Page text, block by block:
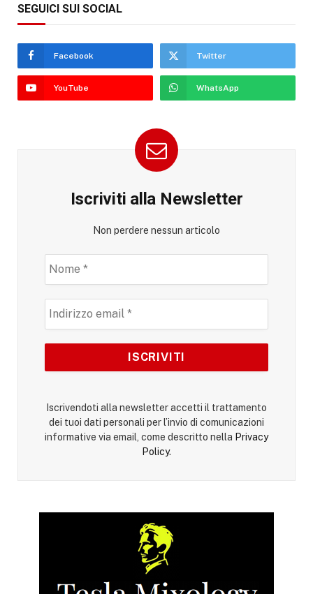
SEGUICI SUI SOCIAL
Facebook Twitter
YouTube WhatsApp
Iscriviti alla Newsletter
Non perdere nessun articolo
Iscrivendoti alla newsletter accetti il trattamento
dei tuoi dati personali per l’invio di comunicazioni
informative via email, come descritto nella Privacy
Policy.